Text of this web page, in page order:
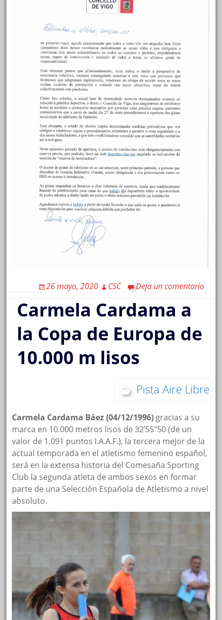
26 mayo, 2020 CSC Deja un comentario
Carmela Cardama a
la Copa de Europa de
10.000 m lisos
Pista Aire Libre
Carmela Cardama Báez (04/12/1996) gracias a su
marca en 10.000 metros lisos de 32’55″50 (de un
valor de 1.091 puntos I.A.A.F.), la tercera mejor de la
actual temporada en el atletismo femenino español,
será en la extensa historia del Comesaña Sporting
Club la segunda atleta de ambos sexos en formar
parte de una Selección Española de Atletismo a nivel
absoluto.